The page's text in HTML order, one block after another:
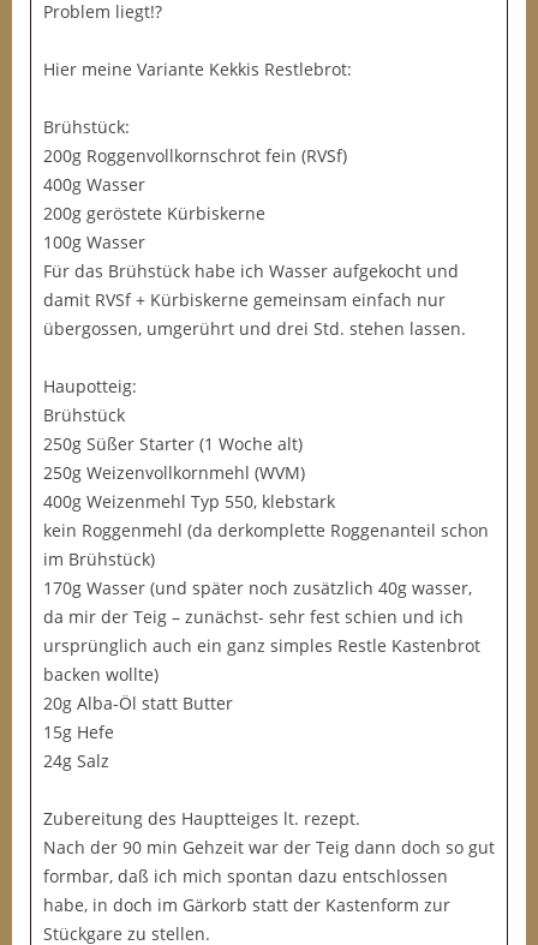
Problem liegt!?
Hier meine Variante Kekkis Restlebrot:
Brühstück:
200g Roggenvollkornschrot fein (RVSf)
400g Wasser
200g geröstete Kürbiskerne
100g Wasser
Für das Brühstück habe ich Wasser aufgekocht und
damit RVSf + Kürbiskerne gemeinsam einfach nur
übergossen, umgerührt und drei Std. stehen lassen.
Haupotteig:
Brühstück
250g Süßer Starter (1 Woche alt)
250g Weizenvollkornmehl (WVM)
400g Weizenmehl Typ 550, klebstark
kein Roggenmehl (da derkomplette Roggenanteil schon
im Brühstück)
170g Wasser (und später noch zusätzlich 40g wasser,
da mir der Teig – zunächst- sehr fest schien und ich
ursprünglich auch ein ganz simples Restle Kastenbrot
backen wollte)
20g Alba-Öl statt Butter
15g Hefe
24g Salz
Zubereitung des Hauptteiges lt. rezept.
Nach der 90 min Gehzeit war der Teig dann doch so gut
formbar, daß ich mich spontan dazu entschlossen
habe, in doch im Gärkorb statt der Kastenform zur
Stückgare zu stellen.